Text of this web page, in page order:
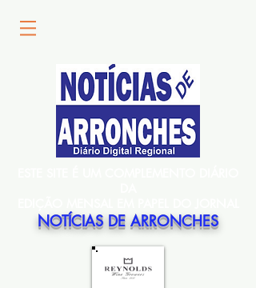
NOTÍCIAS DE ARRONCHES